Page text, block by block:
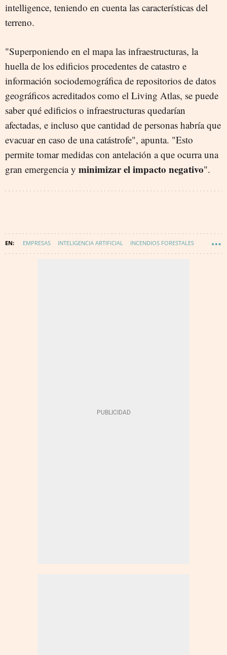
intelligence, teniendo en cuenta las características del
terreno.
"Superponiendo en el mapa las infraestructuras, la
huella de los edificios procedentes de catastro e
información sociodemográfica de repositorios de datos
geográficos acreditados como el Living Atlas, se puede
saber qué edificios o infraestructuras quedarían
afectadas, e incluso que cantidad de personas habría que
evacuar en caso de una catástrofe", apunta. "Esto
permite tomar medidas con antelación a que ocurra una
gran emergencia y minimizar el impacto negativo".
EMPRESAS INTELIGENCIA ARTIFICIAL INCENDIOS FORESTALES